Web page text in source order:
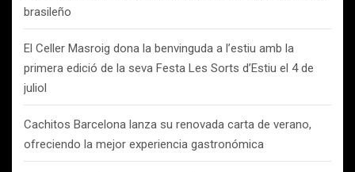
brasileño
El Celler Masroig dona la benvinguda a l’estiu amb la
primera edició de la seva Festa Les Sorts d’Estiu el 4 de
juliol
Cachitos Barcelona lanza su renovada carta de verano,
ofreciendo la mejor experiencia gastronómica